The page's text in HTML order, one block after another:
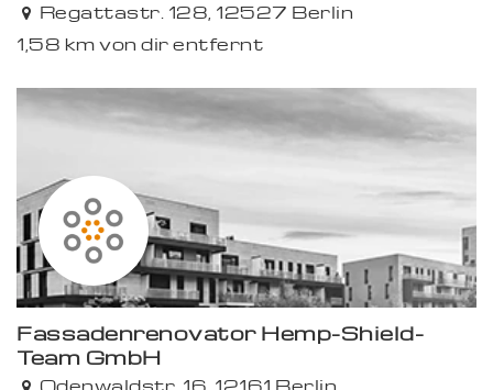
Regattastr. 128, 12527 Berlin
1,58 km von dir entfernt
Fassadenrenovator Hemp-Shield-
Team GmbH
Odenwaldstr. 16, 12161 Berlin